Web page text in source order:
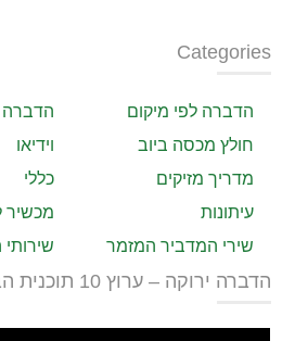
Categories
הדברה
הדברה לפי מיקום
וידיאו
חולץ מכסה ביוב
כללי
מדריך מזיקים
מכשיר
עיתונות
שירי המדביר המזמר
הדברה ירוקה – ערוץ 10 תוכנית הבוקר